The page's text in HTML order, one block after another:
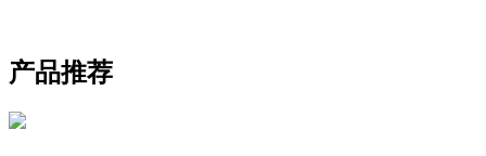
产品推荐